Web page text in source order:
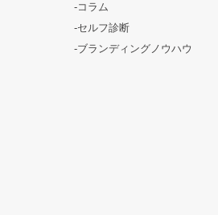
コラム
セルフ診断
ブランディングノウハウ